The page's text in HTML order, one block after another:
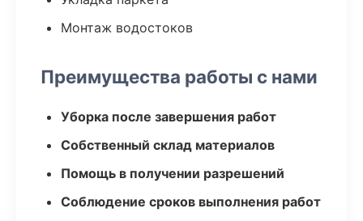
Монтаж водостоков
Преимущества работы с нами
Уборка после завершения работ
Собственный склад материалов
Помощь в получении разрешений
Соблюдение сроков выполнения работ